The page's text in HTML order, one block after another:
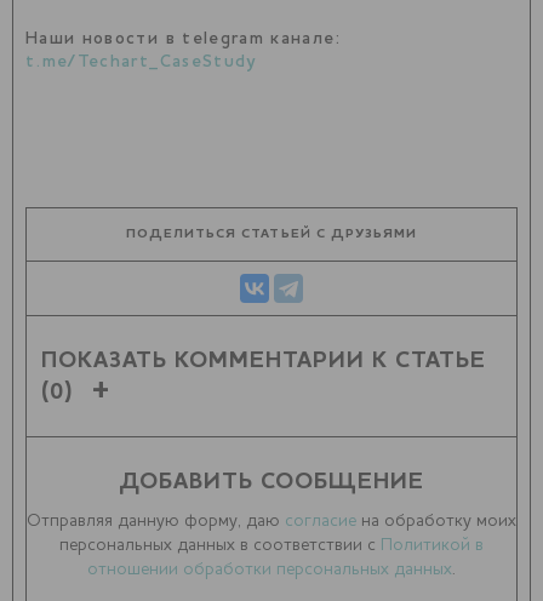
Наши новости в telegram канале:
t.me/Techart_CaseStudy
ПОДЕЛИТЬСЯ СТАТЬЕЙ С ДРУЗЬЯМИ
ПОКАЗАТЬ КОММЕНТАРИИ К СТАТЬЕ
(0)
ДОБАВИТЬ СООБЩЕНИЕ
Отправляя данную форму, даю согласие на обработку моих
персональных данных в соответствии с
Политикой в
отношении обработки персональных данных.